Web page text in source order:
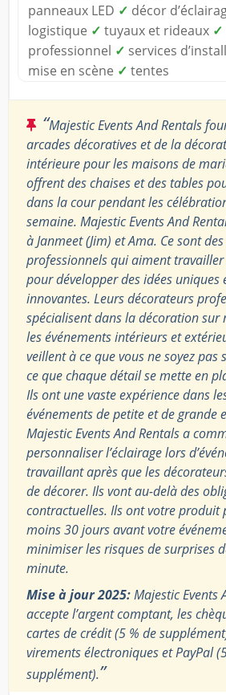
panneaux LED ✓ décor
logistique ✓ tuyaux et rideaux ✓
professionnel ✓ services
mise en scène ✓ tentes
“Majestic Events And Rentals
arcades décoratives et de la
intérieure pour les maisons de
offrent des chaises et des tables
dans la cour pendant les
semaine. Majestic Events And
à Janmeet (Jim) et Ama. Ce sont des
professionnels qui aiment travailler
pour développer des idées uniques
innovantes. Leurs décorateurs
spécialisent dans la décoration sur
les événements intérieurs et
veillent à ce que vous ne soyez pas
ce que chaque détail se mette en
Ils ont une vaste expérience dans
événements de petite et de grande
Majestic Events And Rentals a
personnaliser l’éclairage lors
travaillant après que les
de décorer. Ils vont au-delà des
contractuelles. Ils ont votre produit
moins 30 jours avant votre
minimiser les risques de surprises
minute.
Mise à jour 2025:Majestic Events
accepte l’argent comptant, les
cartes de crédit (5 % de
virements électroniques et PayPal
supplément).”